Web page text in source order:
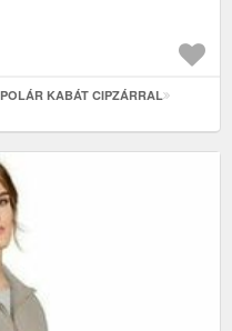
KABÁT CIPZÁRRAL